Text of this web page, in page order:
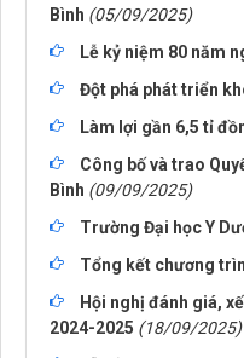
Bình (05/09/2025)
Lễ kỷ niệm 80 năm
Đột phá phát triển
Làm lợi gần 6,5 tỉ
Công bố và trao
Bình (09/09/2025)
Trường Đại học Y
Tổng kết chương
Hội nghị đánh giá,
2024-2025 (18/09/2025)